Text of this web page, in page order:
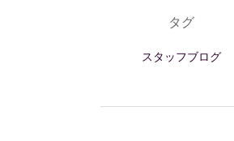
タグ
スタッフブログ